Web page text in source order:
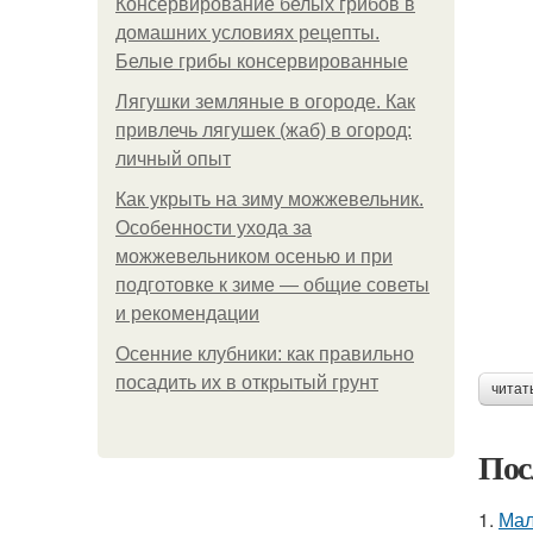
Консервирование белых грибов в
домашних условиях рецепты.
Белые грибы консервированные
Лягушки земляные в огороде. Как
привлечь лягушек (жаб) в огород:
личный опыт
Как укрыть на зиму можжевельник.
Особенности ухода за
можжевельником осенью и при
подготовке к зиме — общие советы
и рекомендации
Осенние клубники: как правильно
посадить их в открытый грунт
1.